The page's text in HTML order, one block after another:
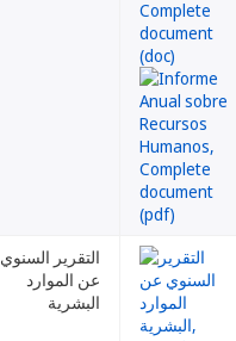
التقرير السنوي
عن الموارد
البشرية